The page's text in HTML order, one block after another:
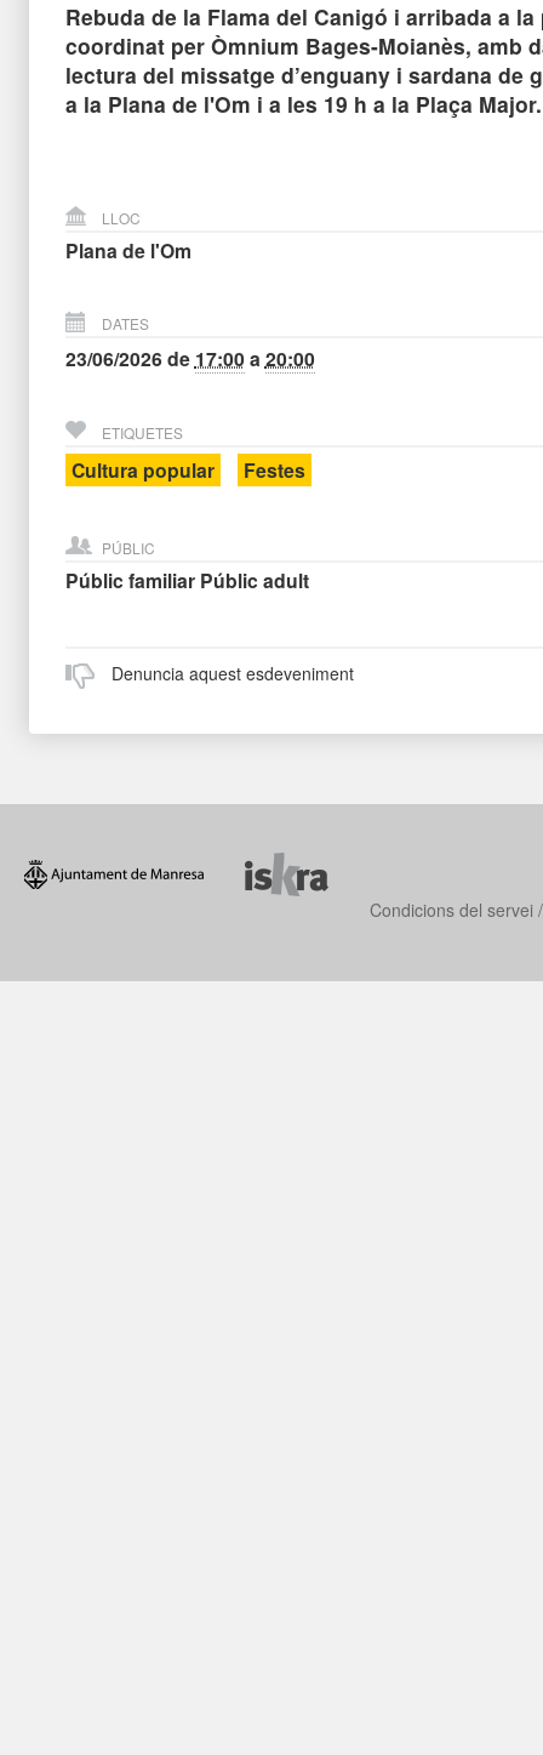
Rebuda de la Flama del Canigó i arribada a
coordinat per Òmnium Bages-Moianès, amb
lectura del missatge d’enguany i sardana de
a la Plana de l'Om i a les 19 h a la Plaça Major.
LLOC
Plana de l'Om
DATES
23/06/2026de 17:00a 20:00
ETIQUETES
Cultura popular Festes
PÚBLIC
Públic familiar Públic adult
Denuncia aquest esdeveniment
Condicions del servei